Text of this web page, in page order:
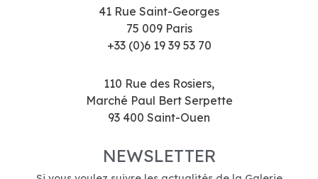
41 Rue Saint-Georges
75 009 Paris
+33 (0)6 19 39 53 70
110 Rue des Rosiers,
Marché Paul Bert Serpette
93 400 Saint-Ouen
NEWSLETTER